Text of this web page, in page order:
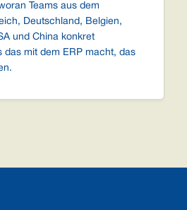
Teams aus dem
Deutschland, Belgien,
und China konkret
das mit dem ERP macht, das